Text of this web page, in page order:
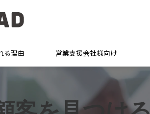
る理由 営業支援会社様向け